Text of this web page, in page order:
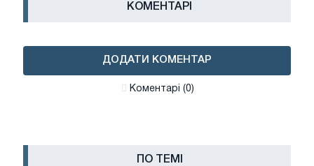
КОМЕНТАРІ
ДОДАТИ КОМЕНТАР
Коментарі (0)
ПО ТЕМІ